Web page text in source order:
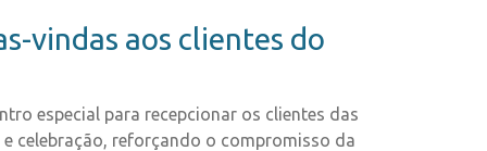
vindas aos clientes do
especial para recepcionar os clientes das
celebração, reforçando o compromisso da